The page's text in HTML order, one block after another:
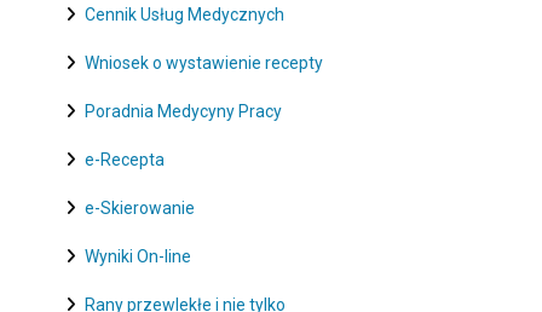
Cennik Usług Medycznych
Wniosek o wystawienie recepty
Poradnia Medycyny Pracy
e-Recepta
e-Skierowanie
Wyniki On-line
Rany przewlekłe i nie tylko